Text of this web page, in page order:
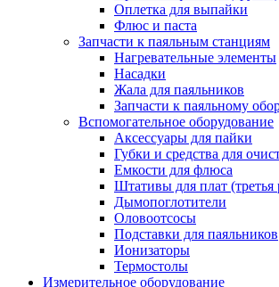
Оплетка для выпайки
Флюс и паста
Запчасти к паяльным станциям
Нагревательные элементы
Насадки
Жала для паяльников
Запчасти к паяльному
Вспомогательное оборудование
Аксессуары для пайки
Губки и средства для
Емкости для флюса
Штативы для плат (третья
Дымопоглотители
Оловоотсосы
Подставки для паяльников
Ионизаторы
Термостолы
Измерительное оборудование